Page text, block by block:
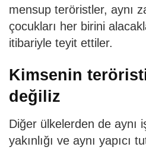
mensup teröristler, aynı
çocukları her birini
itibariyle teyit ettiler.
Kimsenin
değiliz
Diğer ülkelerden de aynı
yakınlığı ve aynı yapıcı